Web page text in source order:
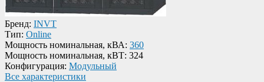
Бренд: INVT
Тип: Online
Мощность номинальная, кВА: 360
Мощность номинальная, кВТ: 324
Конфигурация: Модульный
Все характеристики